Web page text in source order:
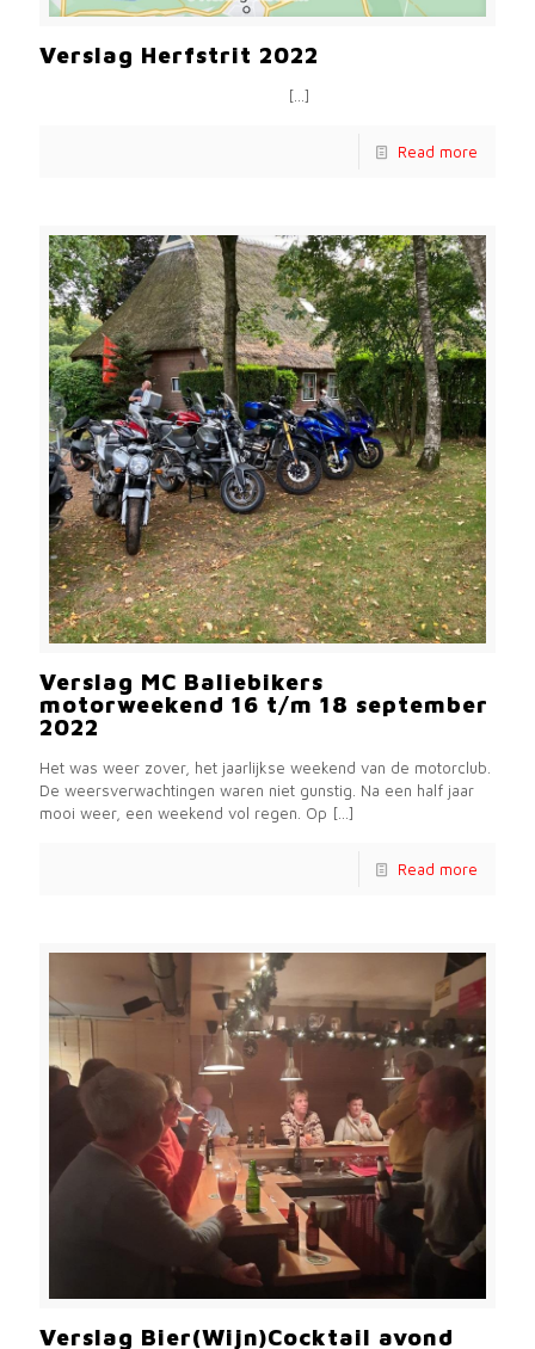
Verslag Herfstrit 2022
[…]
Read more
Verslag MC Baliebikers
motorweekend 16 t/m 18 september
2022
Het was weer zover, het jaarlijkse weekend van de motorclub.
De weersverwachtingen waren niet gunstig. Na een half jaar
mooi weer, een weekend vol regen. Op […]
Read more
Verslag Bier(Wijn)Cocktail avond